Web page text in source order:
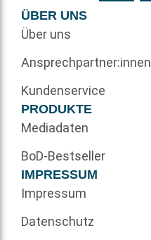
ÜBER UNS
Über uns
Ansprechpartner:innen
Kundenservice
PRODUKTE
Mediadaten
BoD-Bestseller
IMPRESSUM
Impressum
Datenschutz